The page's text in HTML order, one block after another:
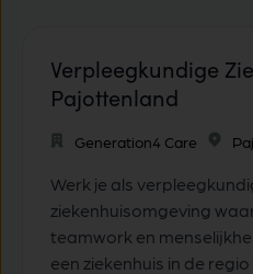
Verpleegkundige
Pajottenland
Generation4 Care
Werk je als
ziekenhuisomgeving
teamwork en
een ziekenhuis in de